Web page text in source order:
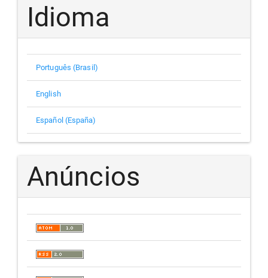
Idioma
Português (Brasil)
English
Español (España)
Anúncios